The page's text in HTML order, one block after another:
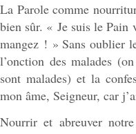
La Parole comme
bien sûr. « Je suis le Pain
mangez ! » Sans oublier
l’onction des malades
sont malades) et la
mon âme, Seigneur, car
Nourrir et abreuver